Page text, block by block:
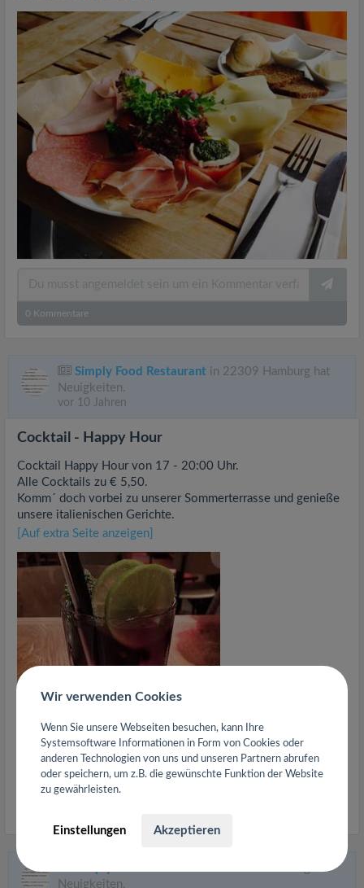
0 Kommentare
Simply Food Restaurant in 22309 Hamburg hat
Neuigkeiten.
vor 10 Jahren
Cocktail - Happy Hour
Cocktail Happy Hour von 17 - 20:00 Uhr.
Alle Cocktails zu € 5,50.
Komm´ doch vorbei zu unserer Sommerterrasse und genieße
unsere italienischen Gerichte.
[Auf extra Seite anzeigen]
in 22309 Hamburg hat
Neuigkeiten.
Wir verwenden Cookies
Wenn Sie unsere Webseiten besuchen, kann Ihre
Systemsoftware Informationen in Form von Cookies oder
anderen Technologien von uns und unseren Partnern abrufen
oder speichern, um z.B. die gewünschte Funktion der Website
zu gewährleisten.
Einstellungen Akzeptieren